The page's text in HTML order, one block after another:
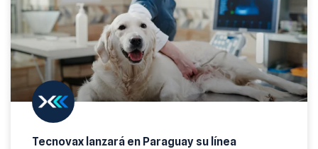
Tecnovax lanzará en Paraguay su línea